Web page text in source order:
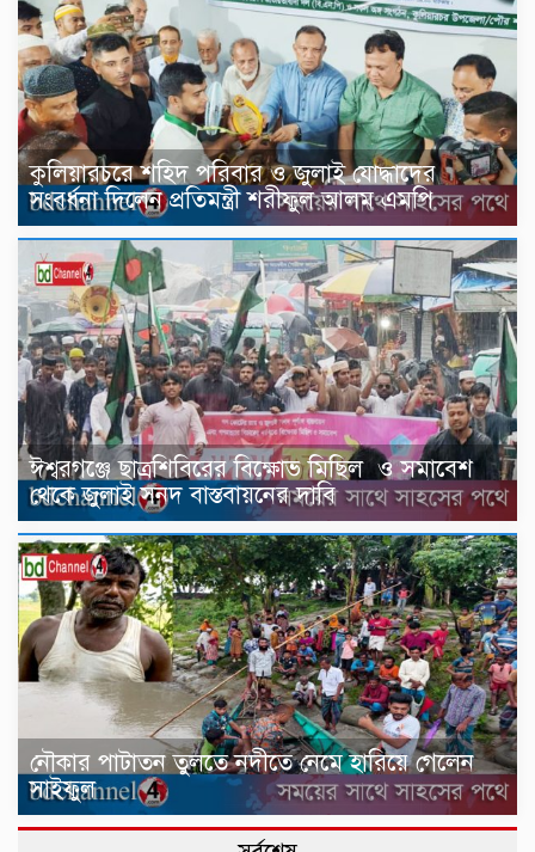
কুলিয়ারচরে শহিদ পরিবার ও জুলাই যোদ্ধাদের
সংবর্ধনা দিলেন প্রতিমন্ত্রী শরীফুল আলম এমপি
ঈশ্বরগঞ্জে ছাত্রশিবিরের বিক্ষোভ মিছিল ও সমাবেশ
থেকে জুলাই সনদ বাস্তবায়নের দাবি
নৌকার পাটাতন তুলতে নদীতে নেমে হারিয়ে গেলেন
সাইফুল